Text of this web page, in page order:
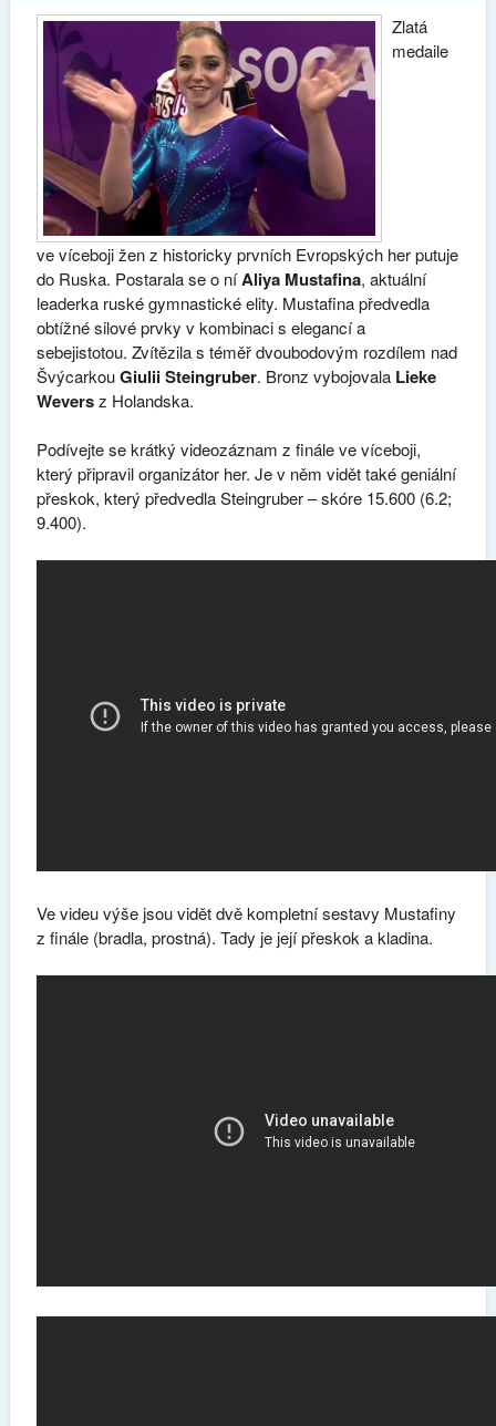
Zlatá
medaile
ve víceboji žen z historicky prvních Evropských her putuje
do Ruska. Postarala se o níAliya Mustafina, aktuální
leaderka ruské gymnastické elity. Mustafina předvedla
obtížné silové prvky v kombinaci s elegancí a
sebejistotou. Zvítězila s téměř dvoubodovým rozdílem nad
ŠvýcarkouGiuliiSteingruber. Bronz vybojovala Lieke
Weversz Holandska.
Podívejte se krátký videozáznam z finále ve víceboji,
který připravil organizátor her. Je v něm vidět také geniální
přeskok, který předvedla Steingruber – skóre 15.600 (6.2;
9.400).
Ve videu výše jsou vidět dvě kompletní sestavy Mustafiny
z finále (bradla, prostná). Tady je její přeskok a kladina.